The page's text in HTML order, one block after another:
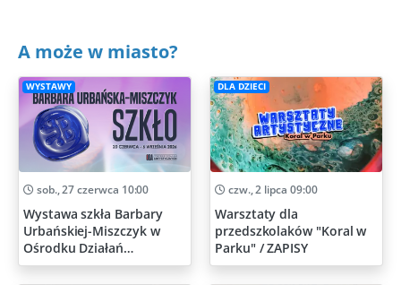
A może w miasto?
WYSTAWY
sob., 27 czerwca 10:00
Wystawa szkła Barbary
Urbańskiej-Miszczyk w
Ośrodku Działań
Artystycznych
DLA DZIECI
czw., 2 lipca 09:00
Warsztaty dla
przedszkolaków "Koral w
Parku" / ZAPISY